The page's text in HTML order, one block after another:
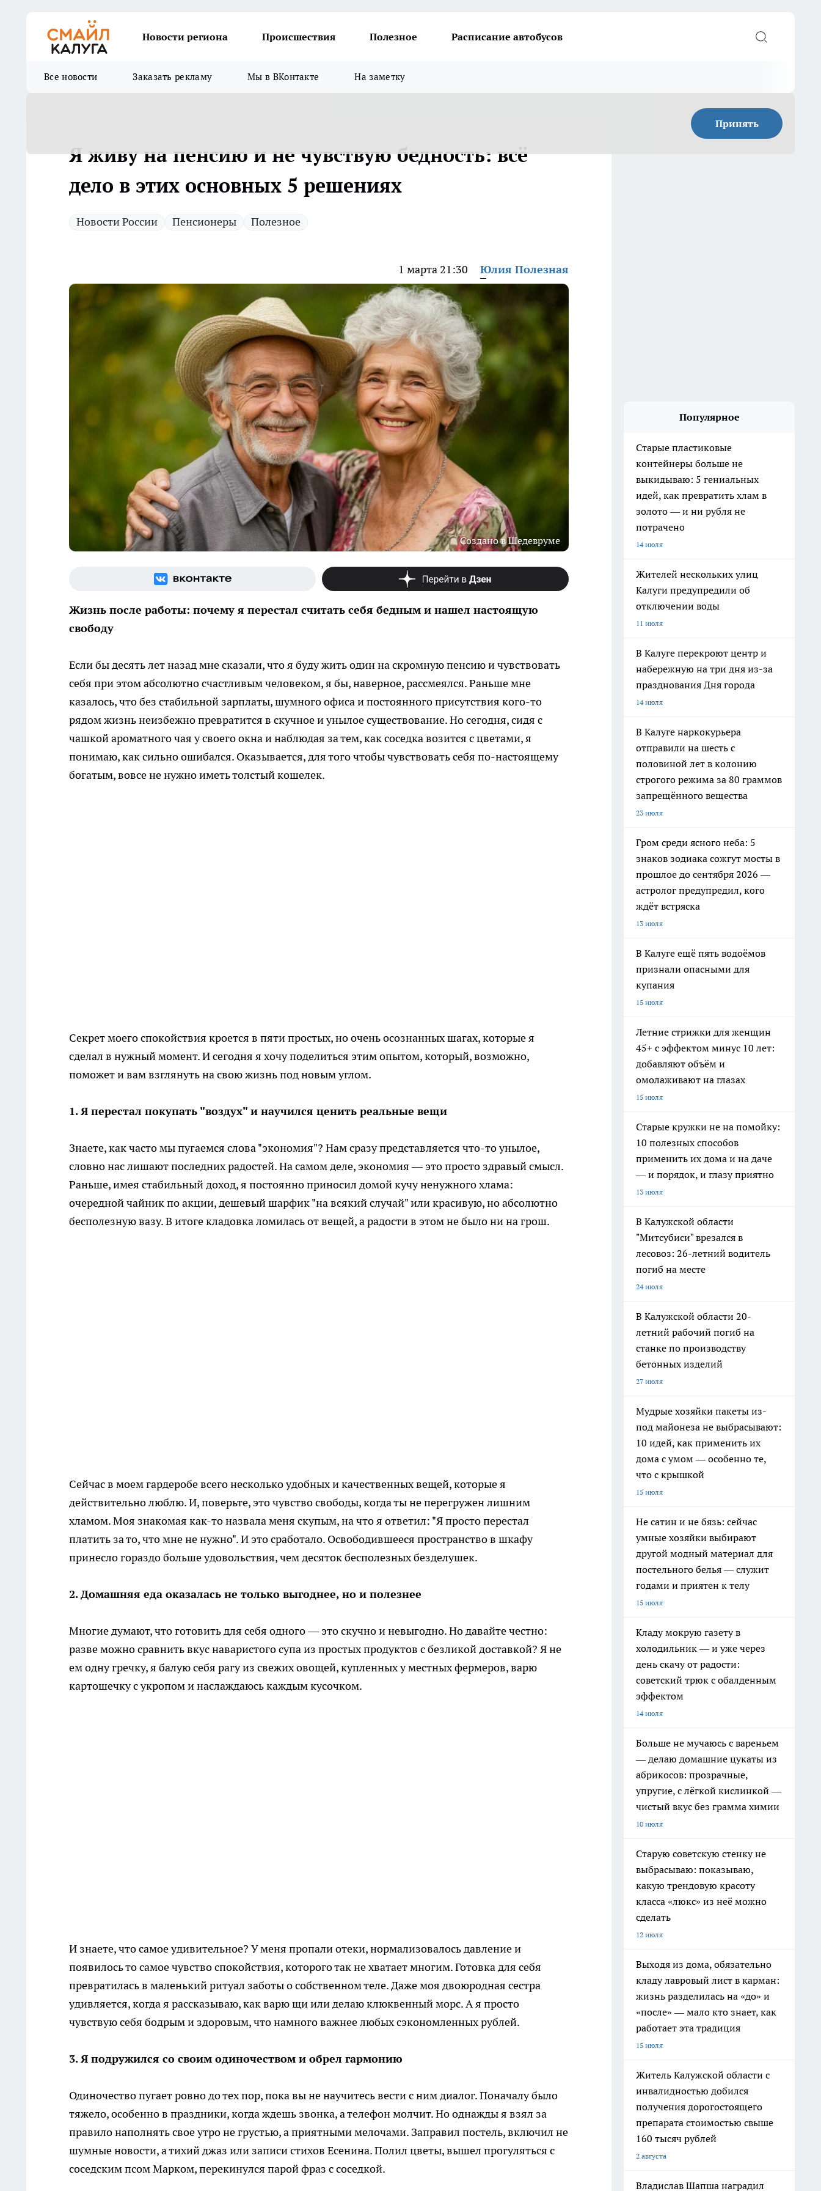
Новости региона Происшествия Полезное Расписание автобусов
Все новости Заказать рекламу Мы в ВКонтакте На заметку
Принять
Я живу на пенсию и не чувствую бедность: всё
дело в этих основных 5 решениях
Новости России Пенсионеры Полезное
1 марта 21:30 Юлия Полезная
Создано в Шедевруме
Жизнь после работы: почему я перестал считать себя бедным и нашел настоящую
свободу
Если бы десять лет назад мне сказали, что я буду жить один на скромную пенсию и чувствовать
себя при этом абсолютно счастливым человеком, я бы, наверное, рассмеялся. Раньше мне
казалось, что без стабильной зарплаты, шумного офиса и постоянного присутствия кого-то
рядом жизнь неизбежно превратится в скучное и унылое существование. Но сегодня, сидя с
чашкой ароматного чая у своего окна и наблюдая за тем, как соседка возится с цветами, я
понимаю, как сильно ошибался. Оказывается, для того чтобы чувствовать себя по-настоящему
богатым, вовсе не нужно иметь толстый кошелек.
Секрет моего спокойствия кроется в пяти простых, но очень осознанных шагах, которые я
сделал в нужный момент. И сегодня я хочу поделиться этим опытом, который, возможно,
поможет и вам взглянуть на свою жизнь под новым углом.
1. Я перестал покупать "воздух" и научился ценить реальные вещи
Знаете, как часто мы пугаемся слова "экономия"? Нам сразу представляется что-то унылое,
словно нас лишают последних радостей. На самом деле, экономия — это просто здравый смысл.
Раньше, имея стабильный доход, я постоянно приносил домой кучу ненужного хлама:
очередной чайник по акции, дешевый шарфик "на всякий случай" или красивую, но абсолютно
бесполезную вазу. В итоге кладовка ломилась от вещей, а радости в этом не было ни на грош.
Сейчас в моем гардеробе всего несколько удобных и качественных вещей, которые я
действительно люблю. И, поверьте, это чувство свободы, когда ты не перегружен лишним
хламом. Моя знакомая как-то назвала меня скупым, на что я ответил: "Я просто перестал
платить за то, что мне не нужно". И это сработало. Освободившееся пространство в шкафу
принесло гораздо больше удовольствия, чем десяток бесполезных безделушек.
2. Домашняя еда оказалась не только выгоднее, но и полезнее
Многие думают, что готовить для себя одного — это скучно и невыгодно. Но давайте честно:
разве можно сравнить вкус наваристого супа из простых продуктов с безликой доставкой? Я не
ем одну гречку, я балую себя рагу из свежих овощей, купленных у местных фермеров, варю
картошечку с укропом и наслаждаюсь каждым кусочком.
И знаете, что самое удивительное? У меня пропали отеки, нормализовалось давление и
появилось то самое чувство спокойствия, которого так не хватает многим. Готовка для себя
превратилась в маленький ритуал заботы о собственном теле. Даже моя двоюродная сестра
удивляется, когда я рассказываю, как варю щи или делаю клюквенный морс. А я просто
чувствую себя бодрым и здоровым, что намного важнее любых сэкономленных рублей.
3. Я подружился со своим одиночеством и обрел гармонию
Одиночество пугает ровно до тех пор, пока вы не научитесь вести с ним диалог. Поначалу было
тяжело, особенно в праздники, когда ждешь звонка, а телефон молчит. Но однажды я взял за
правило наполнять свое утро не грустью, а приятными мелочами. Заправил постель, включил не
шумные новости, а тихий джаз или записи стихов Есенина. Полил цветы, вышел прогуляться с
соседским псом Марком, перекинулся парой фраз с соседкой.
Популярное
Старые пластиковые
контейнеры больше не
выкидываю: 5 гениальных
идей, как превратить хлам в
золото — и ни рубля не
потрачено
14 июля
Жителей нескольких улиц
Калуги предупредили об
отключении воды
11 июля
В Калуге перекроют центр и
набережную на три дня из-за
празднования Дня города
14 июля
В Калуге наркокурьера
отправили на шесть с
половиной лет в колонию
строгого режима за 80 граммов
запрещённого вещества
23 июля
Гром среди ясного неба: 5
знаков зодиака сожгут мосты в
прошлое до сентября 2026 —
астролог предупредил, кого
ждёт встряска
13 июля
В Калуге ещё пять водоёмов
признали опасными для
купания
15 июля
Летние стрижки для женщин
45+ с эффектом минус 10 лет:
добавляют объём и
омолаживают на глазах
15 июля
Старые кружки не на помойку:
10 полезных способов
применить их дома и на даче
— и порядок, и глазу приятно
13 июля
В Калужской области
"Митсубиси" врезался в
лесовоз: 26-летний водитель
погиб на месте
24 июля
В Калужской области 20-
летний рабочий погиб на
станке по производству
бетонных изделий
27 июля
Мудрые хозяйки пакеты из-
под майонеза не выбрасывают:
10 идей, как применить их
дома с умом — особенно те,
что с крышкой
15 июля
Не сатин и не бязь: сейчас
умные хозяйки выбирают
другой модный материал для
постельного белья — служит
годами и приятен к телу
15 июля
Кладу мокрую газету в
холодильник — и уже через
день скачу от радости:
советский трюк с обалденным
эффектом
14 июля
Больше не мучаюсь с вареньем
— делаю домашние цукаты из
абрикосов: прозрачные,
упругие, с лёгкой кислинкой —
чистый вкус без грамма химии
10 июля
Старую советскую стенку не
выбрасываю: показываю,
какую трендовую красоту
класса «люкс» из неё можно
сделать
12 июля
Выходя из дома, обязательно
кладу лавровый лист в карман:
жизнь разделилась на «до» и
«после» — мало кто знает, как
работает эта традиция
15 июля
Житель Калужской области с
инвалидностью добился
получения дорогостоящего
препарата стоимостью свыше
160 тысяч рублей
2 августа
Владислав Шапша наградил